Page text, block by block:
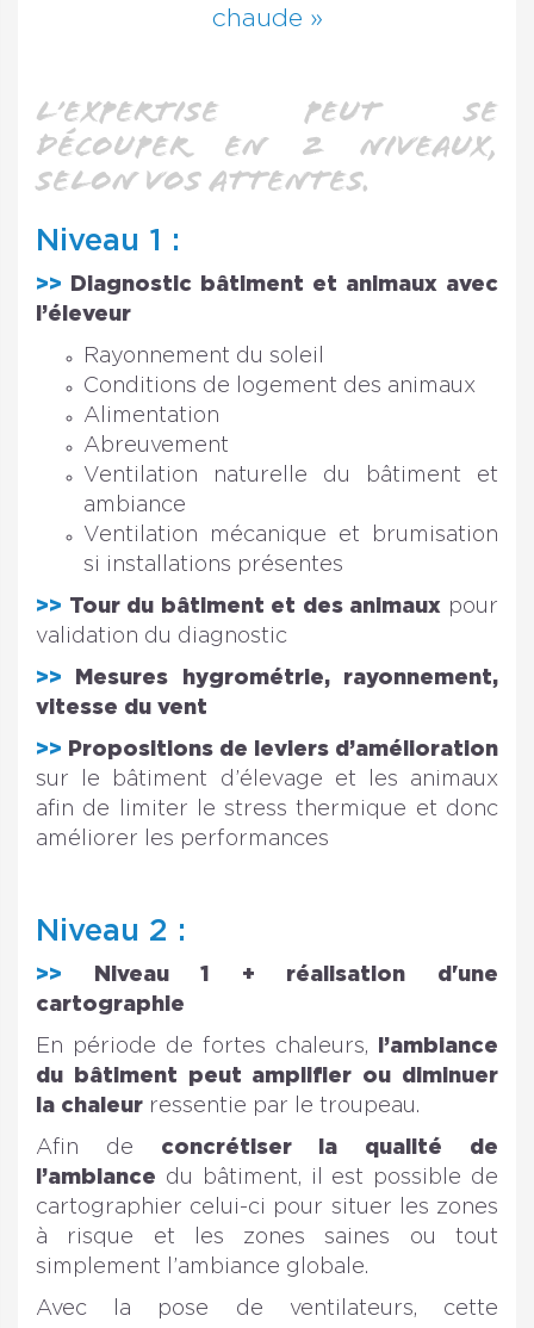
chaude »
L’expertise peut se
découper en 2 niveaux,
selon vos attentes.
Niveau 1 :
>>
Diagnostic bâtiment et animaux avec
l’éleveur
Rayonnement du soleil
Conditions de logement des animaux
Alimentation
Abreuvement
Ventilation naturelle du bâtiment et
ambiance
Ventilation mécanique et brumisation
si installations présentes
>> Tour du bâtiment et des animaux pour
validation du diagnostic
>>
Mesures hygrométrie, rayonnement,
vitesse du vent
>>
Propositions de leviers d’amélioration
sur le bâtiment d’élevage et les animaux
afin de limiter le stress thermique et donc
améliorer les performances
Niveau 2 :
>>
Niveau 1 + réalisation d'une
cartographie
En période de fortes chaleurs,
l’ambiance
du bâtiment peut amplifier ou diminuer
la chaleur ressentie par le troupeau.
Afin de concrétiser la qualité de
l’ambiance du bâtiment, il est possible de
cartographier celui-ci pour situer les zones
à risque et les zones saines ou tout
simplement l’ambiance globale.
Avec la pose de ventilateurs, cette